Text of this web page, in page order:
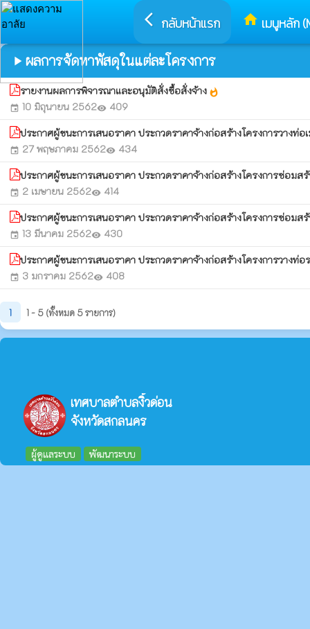
arrow_back_ios กลับหน้าแรก home เมนูหลัก
play_arrow ผลการจัดหาพัสดุในแต่ละโครงการ
รายงานผลการพิจารณาและอนุมัติสั่งซื้อสั่งจ้าง whatshot
event 10 มิถุนายน 2562visibility 409
ประกาศผู้ชนะการเสนอราคา ประกวดราคาจ้างก่อสร้างโครงการวาง
event 27 พฤษภาคม 2562visibility 434
ประกาศผู้ชนะการเสนอราคา ประกวดราคาจ้างก่อสร้างโครงการซ่อ
event 2 เมษายน 2562visibility 414
ประกาศผู้ชนะการเสนอราคา ประกวดราคาจ้างก่อสร้างโครงการซ่อ
event 13 มีนาคม 2562visibility 430
ประกาศผู้ชนะการเสนอราคา ประกวดราคาจ้างก่อสร้างโครงการวา
event 3 มกราคม 2562visibility 408
1 1 - 5 (ทั้งหมด 5 รายการ)
เทศบาลตำบลงิ้วด่อน
จังหวัดสกลนคร
ผู้ดูแลระบบ พัฒนาระบบ